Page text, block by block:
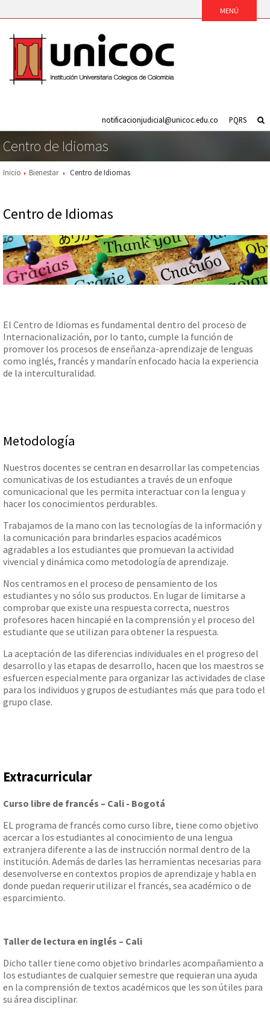
PQRS
notificacionjudicial@unicoc.edu.co
Centro de Idiomas
Inicio Bienestar Centro de Idiomas
Centro de Idiomas
El Centro de Idiomas es fundamental dentro del proceso de
Internacionalización, por lo tanto, cumple la función de
promover los procesos de enseñanza-aprendizaje de lenguas
como inglés, francés y mandarín enfocado hacia la experiencia
de la interculturalidad.
Metodología
Nuestros docentes se centran en desarrollar las competencias
comunicativas de los estudiantes a través de un enfoque
comunicacional que les permita interactuar con la lengua y
hacer los conocimientos perdurables.
Trabajamos de la mano con las tecnologías de la información y
la comunicación para brindarles espacios académicos
agradables a los estudiantes que promuevan la actividad
vivencial y dinámica como metodología de aprendizaje.
Nos centramos en el proceso de pensamiento de los
estudiantes y no sólo sus productos. En lugar de limitarse a
comprobar que existe una respuesta correcta, nuestros
profesores hacen hincapié en la comprensión y el proceso del
estudiante que se utilizan para obtener la respuesta.
La aceptación de las diferencias individuales en el progreso del
desarrollo y las etapas de desarrollo, hacen que los maestros se
esfuercen especialmente para organizar las actividades de clase
para los individuos y grupos de estudiantes más que para todo el
grupo clase.
Extracurricular
Curso libre de francés – Cali - Bogotá
EL programa de francés como curso libre, tiene como objetivo
acercar a los estudiantes al conocimiento de una lengua
extranjera diferente a las de instrucción normal dentro de la
institución. Además de darles las herramientas necesarias para
desenvolverse en contextos propios de aprendizaje y habla en
donde puedan requerir utilizar el francés, sea académico o de
esparcimiento.
Taller de lectura en inglés – Cali
Dicho taller tiene como objetivo brindarles acompañamiento a
los estudiantes de cualquier semestre que requieran una ayuda
en la comprensión de textos académicos que les son útiles para
su área disciplinar.